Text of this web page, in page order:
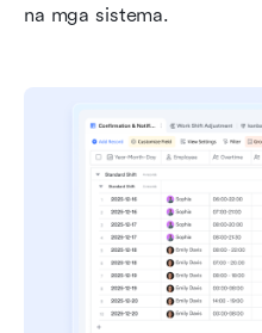
na mga sistema.